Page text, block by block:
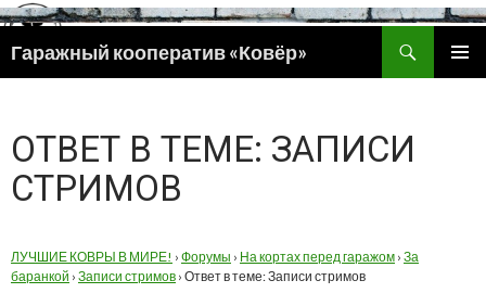
Гаражный кооператив «Ковёр»
ПЕРЕЙТИ
ОТВЕТ В ТЕМЕ: ЗАПИСИ
СТРИМОВ
ЛУЧШИЕ КОВРЫ В МИРЕ! › Форумы › На кортах перед гаражом › За
баранкой › Записи стримов › Ответ в теме: Записи стримов